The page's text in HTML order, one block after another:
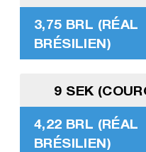
3,75 BRL (RÉAL
BRÉSILIEN)
9 SEK
4,22 BRL (RÉAL
BRÉSILIEN)